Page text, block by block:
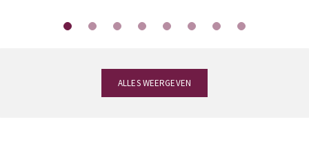
ALLES WEERGEVEN